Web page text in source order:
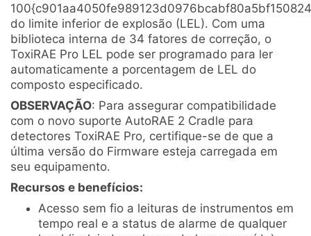
do limite inferior de explosão (LEL). Com uma
biblioteca interna de 34 fatores de correção, o
ToxiRAE Pro LEL pode ser programado para ler
automaticamente a porcentagem de LEL do
composto especificado.
OBSERVAÇÃO: Para assegurar compatibilidade
com o novo suporte AutoRAE 2 Cradle para
detectores ToxiRAE Pro, certifique-se de que a
última versão do Firmware esteja carregada em
seu equipamento.
Recursos e benefícios:
Acesso sem fio a leituras de instrumentos em
tempo real e a status de alarme de qualquer